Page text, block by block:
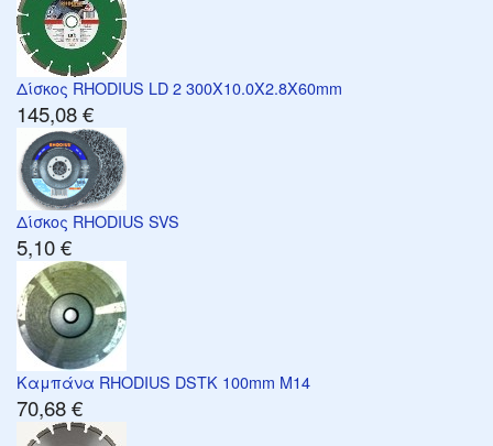
Δίσκος RHODIUS LD 2 300X10.0X2.8X60mm
145,08 €
Δίσκος RHODIUS SVS
5,10 €
Καμπάνα RHODIUS DSTK 100mm M14
70,68 €